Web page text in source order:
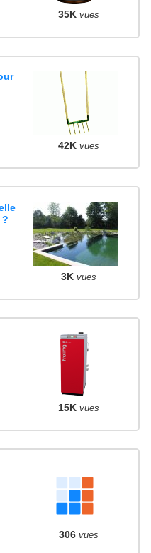
35K vues
42K vues
3K vues
15K vues
306 vues